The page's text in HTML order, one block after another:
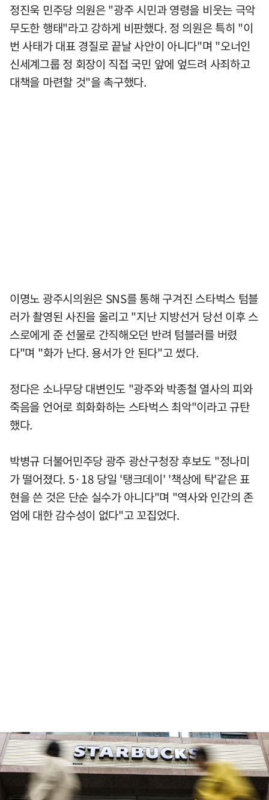
정진욱 민주당 의원은 "광주 시민과 영령을 비웃는 극악
무도한 행태"라고 강하게 비판했다. 정 의원은 특히 "이
번 사태가 대표 경질로 끝날 사안이 아니다"며 "오너인
신세계그룹 정 회장이 직접 국민 앞에 엎드려 사죄하고
대책을 마련할 것"을 촉구했다.
이명노 광주시의원은 SNS를 통해 구겨진 스타벅스 텀블
러가 촬영된 사진을 올리고 "지난 지방선거 당선 이후 스
스로에게 준 선물로 간직해오던 반려 텀블러를 버렸
다"며 "화가 난다. 용서가 안 된다"고 썼다.
정다은 소나무당 대변인도 "광주와 박종철 열사의 피와
죽음을 언어로 희화화하는 스타벅스 최악"이라고 규탄
했다.
박병규 더불어민주당 광주 광산구청장 후보도 "정나미
가 떨어졌다. 5·18 당일 '탱크데이' '책상에 탁'같은 표
현을 쓴 것은 단순 실수가 아니다"며 "역사와 인간의 존
엄에 대한 감수성이 없다"고 꼬집었다.